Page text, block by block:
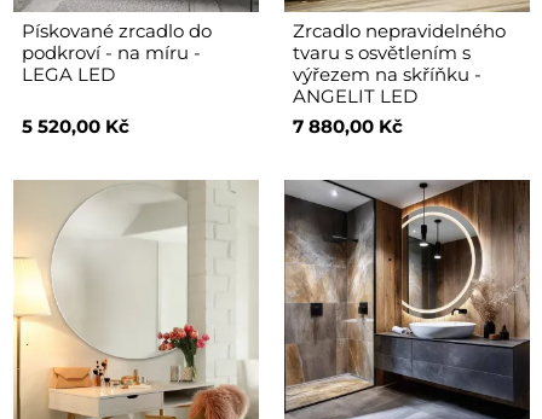
Pískované zrcadlo do
podkroví - na míru -
LEGA LED
5 520,00 Kč
Zrcadlo nepravidelného
tvaru s osvětlením s
výřezem na skříňku -
ANGELIT LED
7 880,00 Kč